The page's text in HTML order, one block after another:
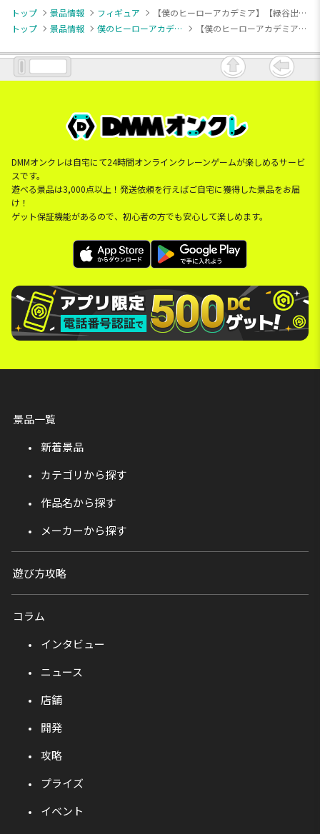
トップ 景品情報 フィギュア
【僕のヒーローアカデミア】【緑谷出久】僕のヒーローアカデミア Grandista-MIDORIYA IZUKU-
トップ
景品情報 僕のヒーローアカデミア 【僕のヒーローアカデミア】【緑谷出久】僕のヒーローアカデミア Grandista-MIDORIYA IZUKU-
DMMオンクレは自宅にて24時間オンラインクレーンゲームが楽しめるサービ
スです。
遊べる景品は3,000点以上！発送依頼を行えばご自宅に獲得した景品をお届
け！
ゲット保証機能があるので、初心者の方でも安心して楽しめます。
景品一覧
新着景品
カテゴリから探す
作品名から探す
メーカーから探す
遊び方攻略
コラム
インタビュー
ニュース
店舗
開発
攻略
プライズ
イベント